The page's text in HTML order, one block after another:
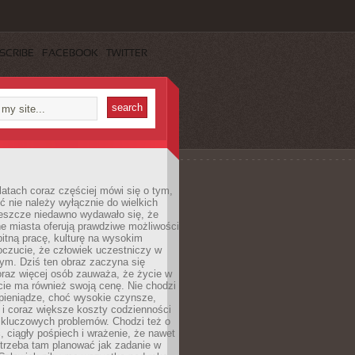
FACEBOOK TWITTER
coraz częściej mówi się o tym,
nie należy wyłącznie do wielkich
niedawno wydawało się, że
miasta oferują prawdziwe możliwości
pracę, kulturę na wysokim
że człowiek uczestniczy w
Dziś ten obraz zaczyna się
więcej osób zauważa, że życie w
ma również swoją cenę. Nie chodzi
choć wysokie czynsze,
i coraz większe koszty codzienności
problemów. Chodzi też o
ciągły pośpiech i wrażenie, że nawet
tam planować jak zadanie w